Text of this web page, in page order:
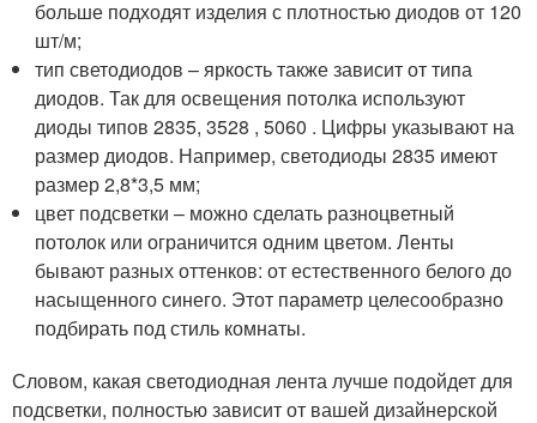
больше подходят изделия с плотностью диодов от 120
шт/м;
тип светодиодов – яркость также зависит от типа
диодов. Так для освещения потолка используют
диоды типов 2835, 3528 , 5060 . Цифры указывают на
размер диодов. Например, светодиоды 2835 имеют
размер 2,8*3,5 мм;
цвет подсветки – можно сделать разноцветный
потолок или ограничится одним цветом. Ленты
бывают разных оттенков: от естественного белого до
насыщенного синего. Этот параметр целесообразно
подбирать под стиль комнаты.
Словом, какая светодиодная лента лучше подойдет для
подсветки, полностью зависит от вашей дизайнерской